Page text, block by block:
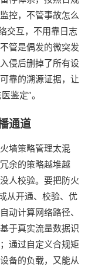
控，不管事故怎么
交互，不用靠日志
管是偶发的微突发
侵后删掉了所有设
靠的溯源证据，让
鉴定”。
通道
墙策略管理太混
余的策略越堆越
人校验。要把防火
从开通、校验、优
动计算网络路径、
于真实流量数据识
通过自定义合规矩
备的负载，又能从